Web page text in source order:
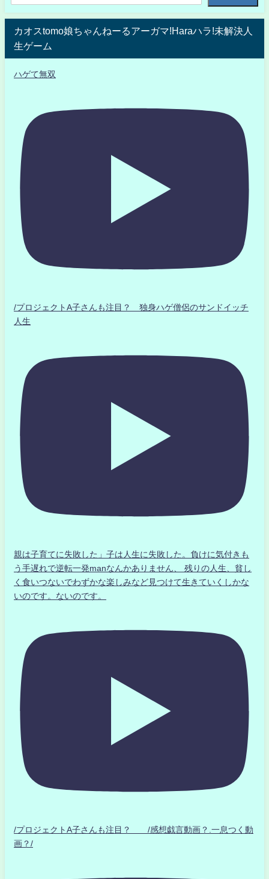
カオスtomo娘ちゃんねーるアーガマ!Haraハラ!未解決人
生ゲーム
ハゲて無双
/プロジェクトA子さんも注目？ 独身ハゲ僧侶のサンドイッチ
人生
親は子育てに失敗した」子は人生に失敗した。負けに気付きも
う手遅れで逆転一発manなんかありません、 残りの人生、貧し
く食いつないでわずかな楽しみなど見つけて生きていくしかな
いのです。ないのです。
/プロジェクトA子さんも注目？ /感想戯言動画？.一息つく動
画？/